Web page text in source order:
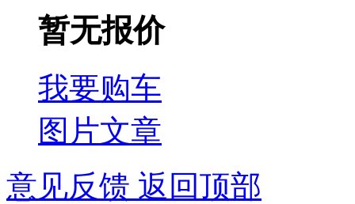
暂无报价
我要购车
图片文章
意见反馈 返回顶部